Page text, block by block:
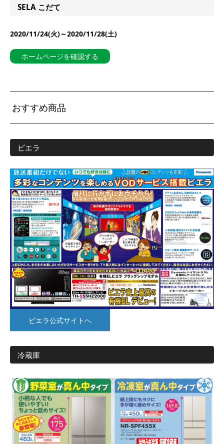
SELA こだて
2020/11/24(火)～2020/11/28(土)
ホームページを確認する
おすすめ商品
ビエラ
ビエラ公式サイトへ
冷蔵庫